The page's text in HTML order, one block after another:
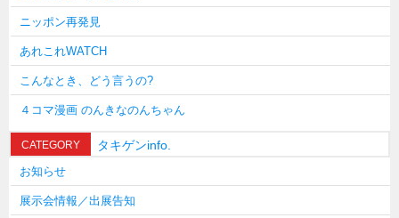
ニッポン再発見
あれこれWATCH
こんなとき、どう言うの?
４コマ漫画 のんきなのんちゃん
CATEGORY タキゲンinfo.
お知らせ
展示会情報／出展告知